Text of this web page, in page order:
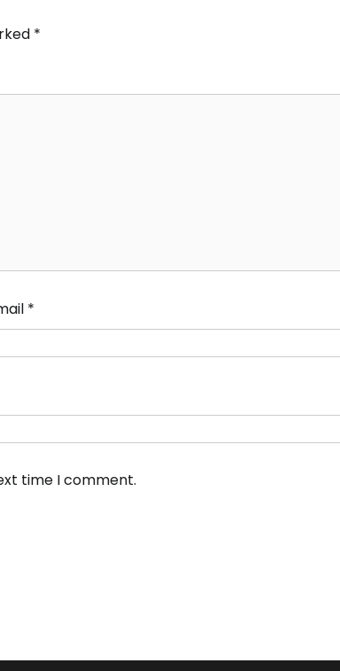
*
*
time I comment.